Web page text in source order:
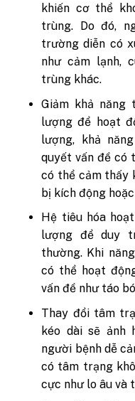
khiến cơ thể
trùng. Do đó,
trường diễn có
như cảm lạnh,
trùng khác.
Giảm khả năng
lượng để hoạt
lượng, khả
quyết vấn đề có
có thể cảm thấy
bị kích động hoặc
Hệ tiêu hóa
lượng để duy
thường. Khi
có thể hoạt
vấn đề như táo
Thay đổi tâm
kéo dài sẽ ảnh
người bệnh dễ
có tâm trạng
cực như lo âu và